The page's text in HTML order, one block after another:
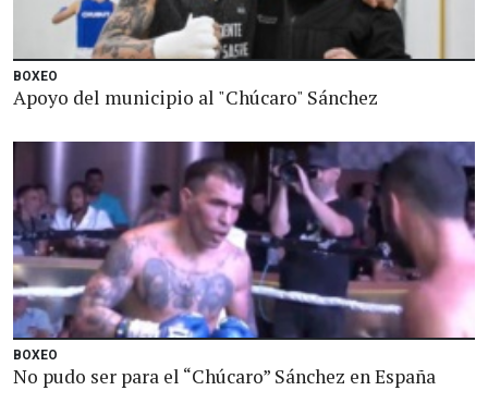
BOXEO
Apoyo del municipio al "Chúcaro" Sánchez
BOXEO
No pudo ser para el “Chúcaro” Sánchez en España